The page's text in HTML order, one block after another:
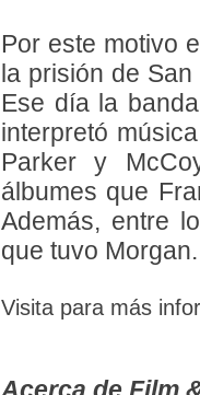
Por este motivo
la prisión de
Ese día la
interpretó
Parker y
álbumes que
Además, entre
que tuvo Morgan.
Visita para más
Acerca de Film